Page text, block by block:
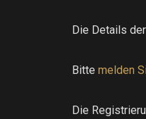
Die Details
Bitte melden
Die